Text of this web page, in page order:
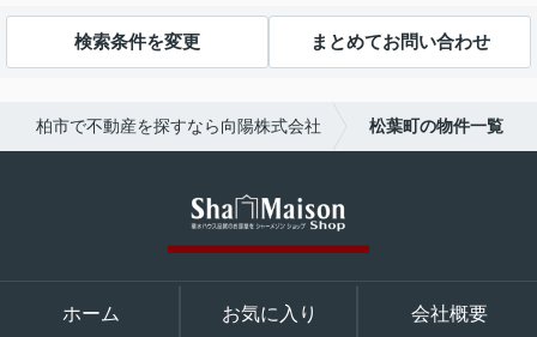
検索条件を変更 まとめてお問い合わせ
柏市で不動産を探すなら向陽株式会社 松葉町の物件一覧
ホーム お気に入り 会社概要